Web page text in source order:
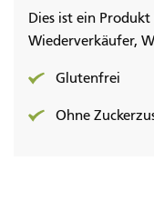
Dies ist ein
Wiederverkäufer,
Glutenfrei
Ohne